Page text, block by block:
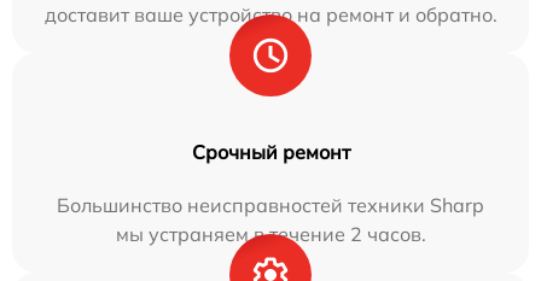
доставит ваше устройство на ремонт и обратно.
Срочный ремонт
Большинство неисправностей техники Sharp
мы устраняем в течение 2 часов.